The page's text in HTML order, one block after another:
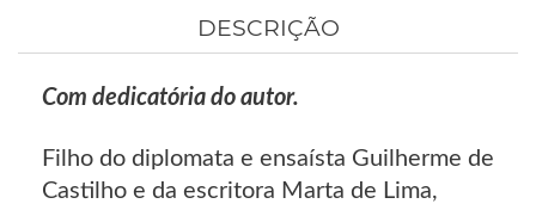
DESCRIÇÃO
Com dedicatória do autor.
Filho do diplomata e ensaísta Guilherme de
Castilho e da escritora Marta de Lima,